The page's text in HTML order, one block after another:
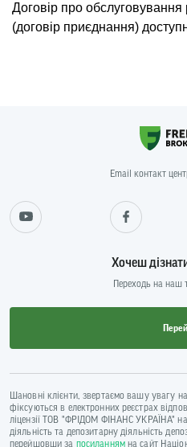
Договір про
(договір приєднання)
Email контакт
Хочеш
Переходь на наш
Шановні клієнти, звертаємо вашу увагу
фіксуються в електронних реєстрах
ліцензії ТОВ "ФРІДОМ ФІНАНС УКРАЇНА" на
діяльність та депозитарну діяльність
перейшовши за посиланнямна сайт